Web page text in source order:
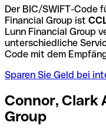
Der BIC/SWIFT-Code
Financial Group ist
Lunn Financial Group
unterschiedliche
Code mit dem
Sparen Sie Geld bei
Connor, Clark
Group